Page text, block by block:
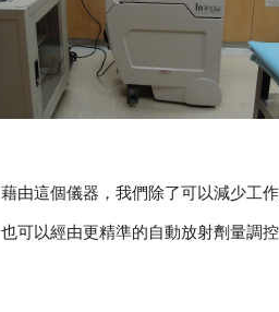
藉由這個儀器，我們除了可以減少工
也可以經由更精準的自動放射劑量調